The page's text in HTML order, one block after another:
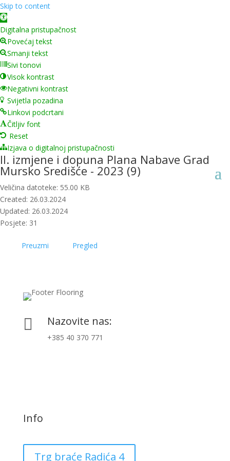
Skip to content
Open toolbar
Digitalna pristupačnost
Povećaj tekst
Smanji tekst
Sivi tonovi
Visok kontrast
Negativni kontrast
Svijetla pozadina
Linkovi podcrtani
Čitljiv font
Reset
Izjava o digitalnoj pristupačnosti
II. izmjene i dopuna Plana Nabave Grad
Mursko Središće - 2023 (9)
Veličina datoteke: 55.00 KB
Created: 26.03.2024
Updated: 26.03.2024
Posjete: 31
Preuzmi Pregled
 Nazovite nas:
+385 40 370 771
Info
Trg braće Radića 4